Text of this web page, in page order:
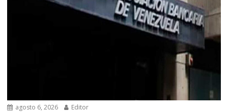
agosto 6, 2026 Editor